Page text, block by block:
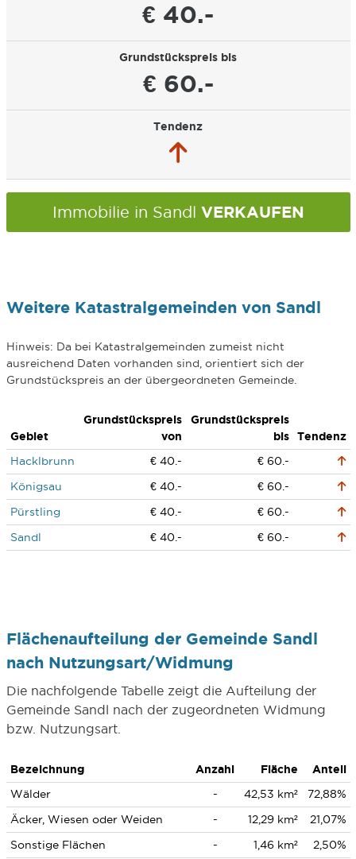
€ 40.-
Grundstückspreis bis
€ 60.-
Tendenz
Immobilie in Sandl VERKAUFEN
Weitere Katastralgemeinden von Sandl
Hinweis: Da bei Katastralgemeinden zumeist nicht
ausreichend Daten vorhanden sind, orientiert sich der
Grundstückspreis an der übergeordneten Gemeinde.
Gebiet
Grundstückspreis
von
Grundstückspreis
bis
Tendenz
Hacklbrunn
€ 40.-
€ 60.-
Königsau
€ 40.-
€ 60.-
Pürstling
€ 40.-
€ 60.-
Sandl
€ 40.- € 60.-
Flächenaufteilung der Gemeinde Sandl
nach Nutzungsart/Widmung
Die nachfolgende Tabelle zeigt die Aufteilung der
Gemeinde Sandl nach der zugeordneten Widmung
bzw. Nutzungsart.
Bezeichnung Anzahl Fläche
Anteil
Wälder
- 42,53 km²
72,88%
Äcker, Wiesen oder Weiden
- 12,29 km²
21,07%
Sonstige Flächen
- 1,46 km² 2,50%